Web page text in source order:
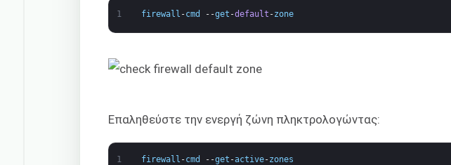
1 firewall -cmd --get -default -zone
Επαληθεύστε την ενεργή ζώνη πληκτρολογώντας:
1 firewall -cmd --get -active-zones